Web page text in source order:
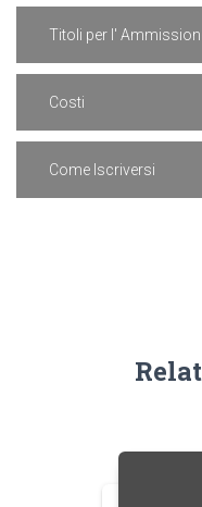
Titoli per l'
Costi
Come Iscriversi